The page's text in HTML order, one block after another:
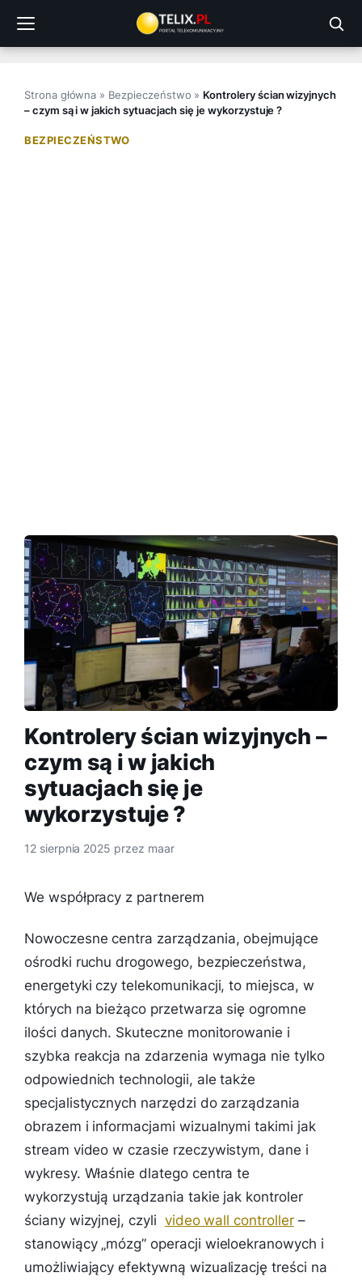
treści
Strona główna » Bezpieczeństwo » Kontrolery ścian wizyjnych
– czym są i w jakich sytuacjach się je wykorzystuje ?
BEZPIECZEŃSTWO
Kontrolery ścian wizyjnych –
czym są i w jakich
sytuacjach się je
wykorzystuje ?
12 sierpnia 2025 przez maar
We współpracy z partnerem
Nowoczesne centra zarządzania, obejmujące
ośrodki ruchu drogowego, bezpieczeństwa,
energetyki czy telekomunikacji, to miejsca, w
których na bieżąco przetwarza się ogromne
ilości danych. Skuteczne monitorowanie i
szybka reakcja na zdarzenia wymaga nie tylko
odpowiednich technologii, ale także
specjalistycznych narzędzi do zarządzania
obrazem i informacjami wizualnymi takimi jak
stream video w czasie rzeczywistym, dane i
wykresy. Właśnie dlatego centra te
wykorzystują urządzania takie jak kontroler
ściany wizyjnej, czyli video wall controller–
stanowiący „mózg” operacji wieloekranowych i
umożliwiający efektywną wizualizację treści na